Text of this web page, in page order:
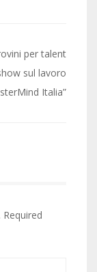
per talent
sul lavoro
Italia”
Required